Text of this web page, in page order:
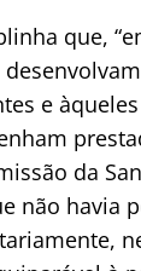
que,
e
da
não havia